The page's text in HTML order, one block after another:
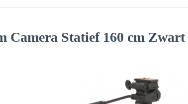
Camera Statief 160 cm